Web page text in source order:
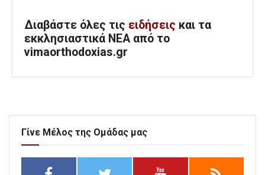
Διαβάστε όλες τις ειδήσεις και τα
εκκλησιαστικά ΝΕΑ από το
vimaorthodoxias.gr
Γίνε Μέλος της Ομάδας μας